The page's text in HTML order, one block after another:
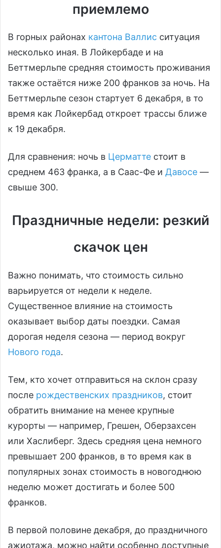
приемлемо
В горных районах кантона Валлис ситуация
несколько иная. В Лойкербаде и на
Беттмерльпе средняя стоимость проживания
также остаётся ниже 200 франков за ночь. На
Беттмерльпе сезон стартует 6 декабря, в то
время как Лойкербад откроет трассы ближе
к 19 декабря.
Для сравнения: ночь в Церматте стоит в
среднем 463 франка, а в Саас-Фе и Давосе —
свыше 300.
Праздничные недели: резкий
скачок цен
Важно понимать, что стоимость сильно
варьируется от недели к неделе.
Существенное влияние на стоимость
оказывает выбор даты поездки. Самая
дорогая неделя сезона — период вокруг
Нового года.
Тем, кто хочет отправиться на склон сразу
после рождественских праздников, стоит
обратить внимание на менее крупные
курорты — например, Грешен, Оберзахсен
или Хаслиберг. Здесь средняя цена немного
превышает 200 франков, в то время как в
популярных зонах стоимость в новогоднюю
неделю может достигать и более 500
франков.
В первой половине декабря, до праздничного
ажиотажа, можно найти особенно доступные